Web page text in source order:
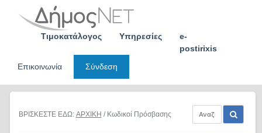
Τιμοκατάλογος Υπηρεσίες
e-
postirixis
Επικοινωνία
Σύνδεση
ΒΡΙΣΚΕΣΤΕ ΕΔΩ: ΑΡΧΙΚΗ / Κωδικοί Πρόσβασης